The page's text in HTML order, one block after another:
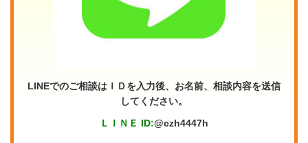
LINEでのご相談はＩＤを入力後、お名前、相談内容を送信
してください。
ＬＩＮＥ ID:@czh4447h